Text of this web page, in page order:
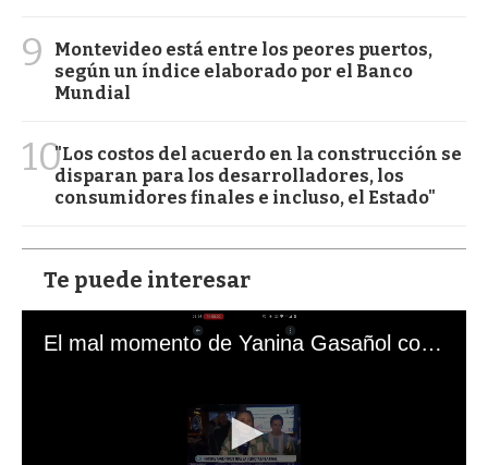
9
Montevideo está entre los peores puertos,
según un índice elaborado por el Banco
Mundial
10"Los costos del acuerdo en la construcción se
disparan para los desarrolladores, los
consumidores finales e incluso, el Estado"
Te puede interesar
El mal momento de Yanina Gasañol con un hincha argentino en "Subrayado"